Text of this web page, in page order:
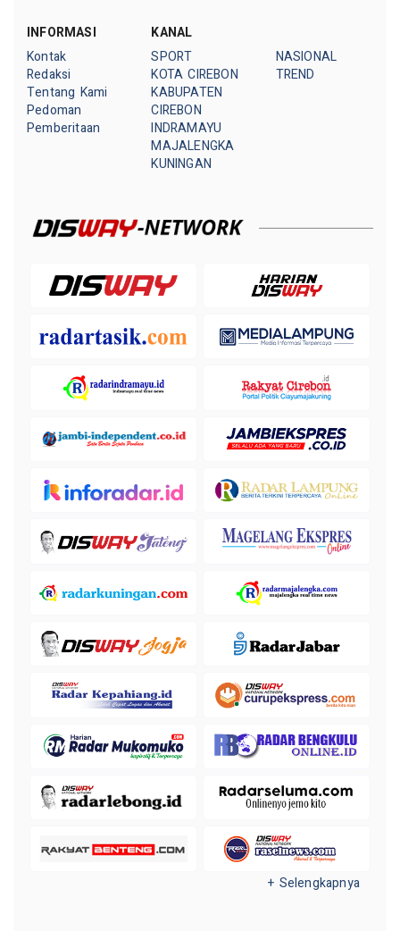
INFORMASI
Kontak
Redaksi
Tentang Kami
Pedoman
Pemberitaan
KANAL
SPORT
KOTA CIREBON
KABUPATEN
CIREBON
INDRAMAYU
MAJALENGKA
KUNINGAN
NASIONAL
TREND
+ Selengkapnya